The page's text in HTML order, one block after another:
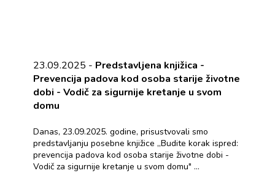
23.09.2025 - Predstavljena knjižica -
Prevencija padova kod osoba starije životne
dobi - Vodič za sigurnije kretanje u svom
domu
Danas, 23.09.2025. godine, prisustvovali smo
predstavljanju posebne knjižice „Budite korak ispred:
prevencija padova kod osoba starije životne dobi -
Vodič za sigurnije kretanje u svom domu" ...